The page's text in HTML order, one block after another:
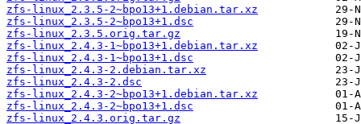
zfs-linux_2.3.5-2~bpo13+1.debian.tar.xz
zfs-linux_2.3.5-2~bpo13+1.dsc
zfs-linux_2.3.5.orig.tar.gz
zfs-linux_2.4.3-1~bpo13+1.debian.tar.xz
zfs-linux_2.4.3-1~bpo13+1.dsc
zfs-linux_2.4.3-2.debian.tar.xz
zfs-linux_2.4.3-2.dsc
zfs-linux_2.4.3-2~bpo13+1.debian.tar.xz
zfs-linux_2.4.3-2~bpo13+1.dsc
zfs-linux_2.4.3.orig.tar.gz